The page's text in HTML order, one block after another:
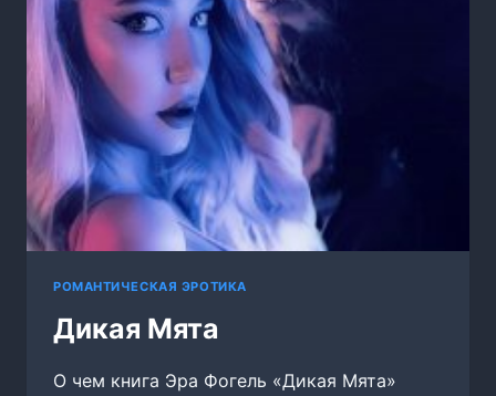
РОМАНТИЧЕСКАЯ ЭРОТИКА
Дикая Мята
О чем книга Эра Фогель «Дикая Мята»